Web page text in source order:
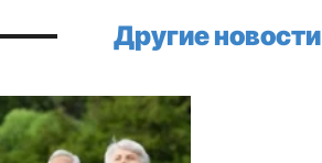
Другие новости